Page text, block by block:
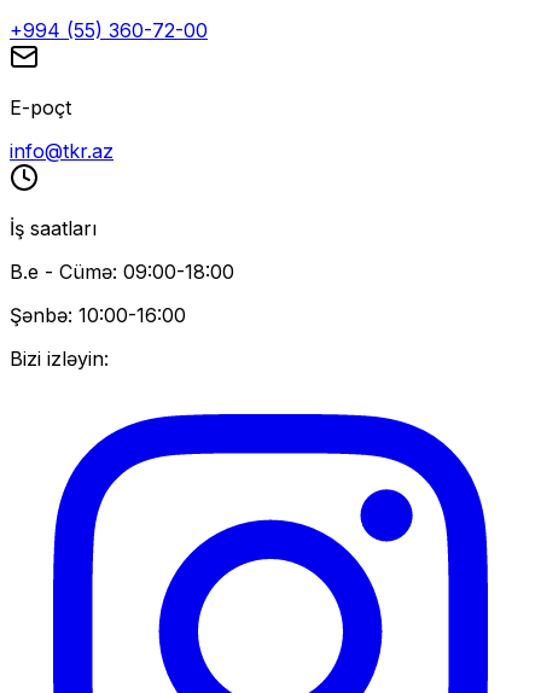
+994 (55) 360-72-00
E-poçt
info@tkr.az
İş saatları
B.e - Cümə: 09:00-18:00
Şənbə: 10:00-16:00
Bizi izləyin: